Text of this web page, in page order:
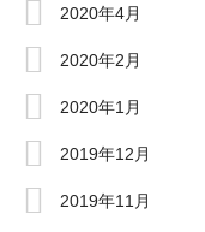
2020年4月
2020年2月
2020年1月
2019年12月
2019年11月